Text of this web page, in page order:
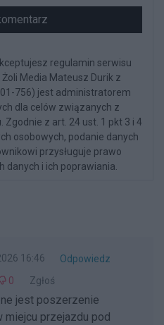
regulamin serwisu
Media Mateusz Durik z
756) jest administratorem
dla celów związanych z
z art. 24 ust. 1 pkt 3 i 4
osobowych, podanie danych
przysługuje prawo
danych i ich poprawiania.
16:46
Odpowiedz
0 Zgłoś
jest poszerzenie
miejcu przejazdu pod